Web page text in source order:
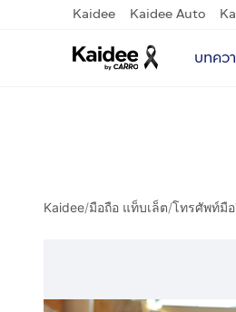
Kaidee Kaidee Auto
บทคว
Kaidee/มือถือ แท็บเล็ต/โทรศัพท์มื